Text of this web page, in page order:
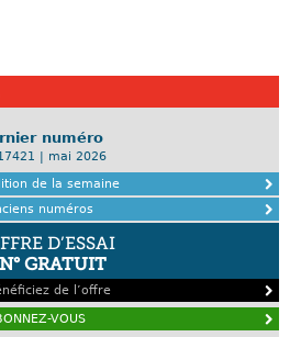
numéro
| mai 2026
de la semaine
numéros
D’ESSAI
GRATUIT
de l’offre
VOUS